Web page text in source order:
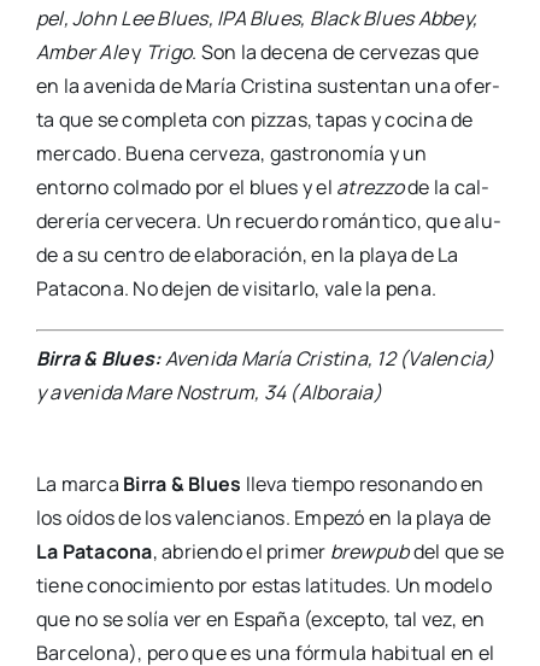
pel, John Lee Blues, IPA Blues, Black Blues Abbey,
Amber Aley Tri­go. Son la dece­na de cer­ve­zas que
en la ave­ni­da de María Cris­ti­na sus­ten­tan una ofer­
ta que se com­ple­ta con piz­zas, tapas y coci­na de
mer­ca­do. Bue­na cer­ve­za, gas­tro­no­mía y un
entorno col­ma­do por el blues y el atrez­zode la cal­
de­re­ría cer­ve­ce­ra. Un recuer­do román­ti­co, que alu­
de a su cen­tro de ela­bo­ra­ción, en la pla­ya de La
Pata­co­na. No dejen de visi­tar­lo, vale la pena.
Birra & Blues:Ave­ni­da María Cris­ti­na, 12 (Valen­cia)
y ave­ni­da Mare Nos­trum, 34 (Albo­raia)
La mar­ca Birra & Blues lle­va tiem­po reso­nan­do en
los oídos de los valen­cia­nos. Empe­zó en la pla­ya de
La Pata­co­na, abrien­do el pri­mer brew­pubdel que se
tie­ne cono­ci­mien­to por estas lati­tu­des. Un mode­lo
que no se solía ver en Espa­ña (excep­to, tal vez, en
Bar­ce­lo­na), pero que es una fór­mu­la habi­tual en el